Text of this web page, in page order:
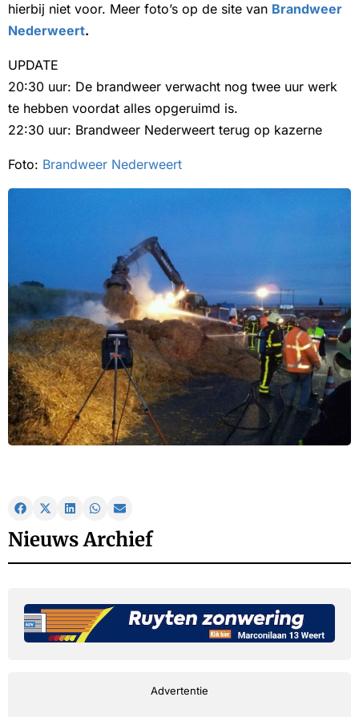
hierbij niet voor. Meer foto’s op de site van Brandweer
Nederweert.
UPDATE
20:30 uur: De brandweer verwacht nog twee uur werk
te hebben voordat alles opgeruimd is.
22:30 uur: Brandweer Nederweert terug op kazerne
Foto: Brandweer Nederweert
Nieuws Archief
Advertentie